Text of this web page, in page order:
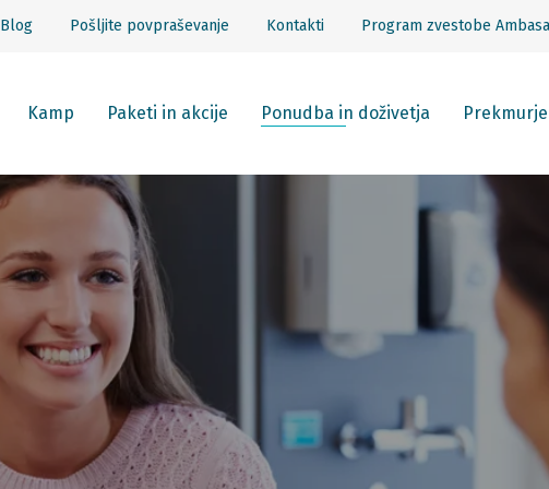
Blog Pošljite povpraševanje Kontakti Program zvestobe
Kamp Paketi in akcije Ponudba in doživetja Prekmurje